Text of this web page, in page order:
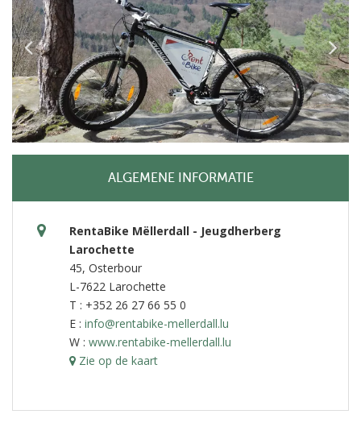
ALGEMENE INFORMATIE
RentaBike Mëllerdall - Jeugdherberg
Larochette
45, Osterbour
L-7622 Larochette
T : +352 26 27 66 55 0
E : info@rentabike-mellerdall.lu
W : www.rentabike-mellerdall.lu
Zie op de kaart